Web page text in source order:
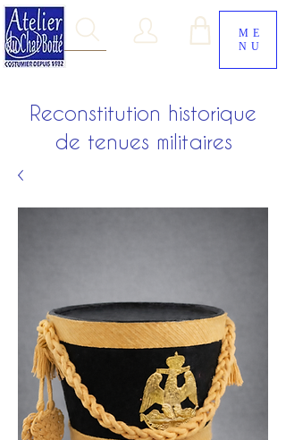
ME
NU
Reconstitution historique
de tenues militaires